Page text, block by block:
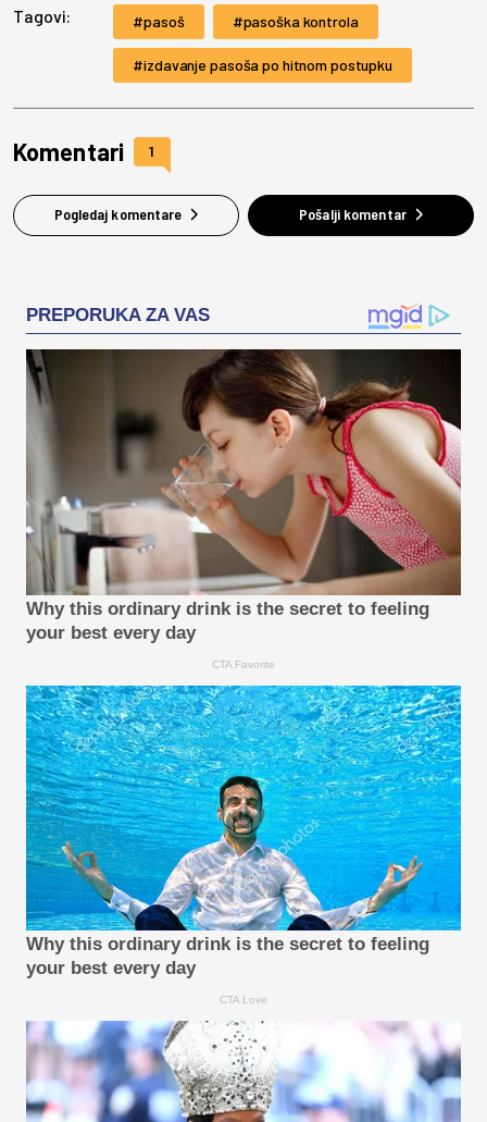
Tagovi: pasoš pasoška kontrola
izdavanje pasoša po hitnom postupku
Komentari 1
Pogledaj komentare Pošalji komentar
PREPORUKA ZA VAS
Why this ordinary drink is the secret to feeling
your best every day
CTA Favorite
Why this ordinary drink is the secret to feeling
your best every day
CTA Love